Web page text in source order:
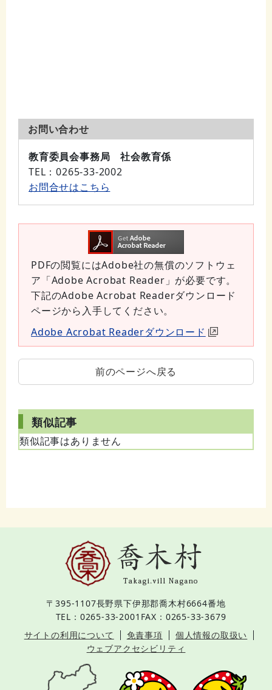
お問い合わせ
教育委員会事務局 社会教育係
TEL ：0265-33-2002
お問合せはこちら
PDFの閲覧にはAdobe社の無償のソフトウェ
ア「Adobe Acrobat Reader」が必要です。
下記のAdobe Acrobat Readerダウンロード
ページから入手してください。
Adobe Acrobat Readerダウンロード
前のページへ戻る
類似記事
類似記事はありません
〒395-1107長野県下伊那郡喬木村6664番地
TEL：0265-33-2001 FAX：0265-33-3679
サイトの利用について
免責事項
個人情報の取扱い
ウェブアクセシビリティ